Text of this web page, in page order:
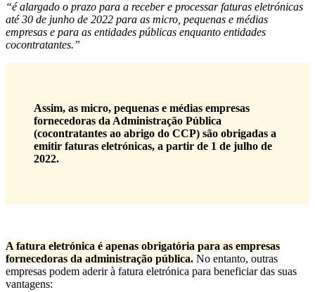
“é alargado o prazo para a receber e processar faturas eletrónicas
até 30 de junho de 2022 para as micro, pequenas e médias
empresas e para as entidades públicas enquanto entidades
cocontratantes.”
Assim, as micro, pequenas e médias empresas
fornecedoras da Administração Pública
(cocontratantes ao abrigo do CCP) são obrigadas a
emitir faturas eletrónicas, a partir de 1 de julho de
2022.
A fatura eletrónica é apenas obrigatória para as empresas
fornecedoras da administração pública. No entanto, outras
empresas podem aderir à fatura eletrónica para beneficiar das suas
vantagens: